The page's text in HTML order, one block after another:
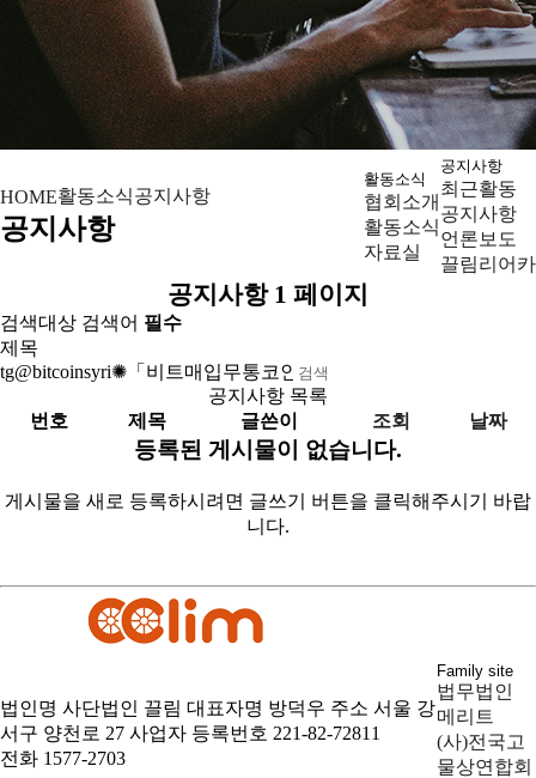
HOME활동소식공지사항
공지사항
활동소식
협회소개
활동소식
자료실
공지사항
최근활동
공지사항
언론보도
끌림리어카
공지사항 1 페이지
검색대상 검색어 필수
검색
공지사항 목록
번호
제목 글쓴이 조회 날짜
등록된 게시물이 없습니다.
게시물을 새로 등록하시려면 글쓰기 버튼을 클릭해주시기 바랍
니다.
법인명 사단법인 끌림 대표자명 방덕우 주소 서울 강
서구 양천로 27 사업자 등록번호 221-82-72811
전화 1577-2703
Family site
법무법인
메리트
(사)전국고
물상연합회